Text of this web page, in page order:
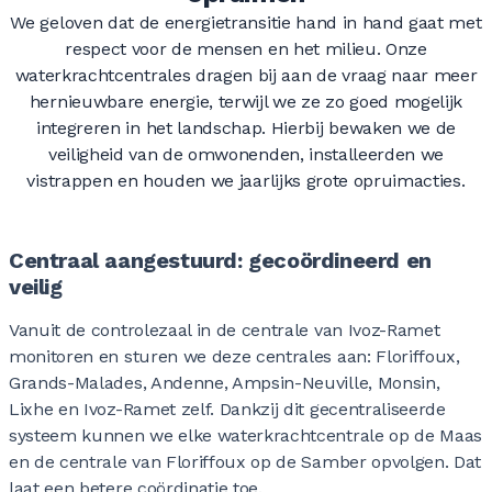
0
0
0
0
0
0
0
0
0
0
0
0
0
0
0
0
0
0
0
0
0
0
0
0
0
0
0
0
0
0
0
0
0
0
0
0
0
0
0
0
0
0
0
0
00
0
0
0
0
0
0
0
We geloven dat de energietransitie hand in hand gaat met
respect voor de mensen en het milieu. Onze
waterkrachtcentrales dragen bij aan de vraag naar meer
hernieuwbare energie, terwijl we ze zo goed mogelijk
integreren in het landschap. Hierbij bewaken we de
veiligheid van de omwonenden, installeerden we
vistrappen en houden we jaarlijks grote opruimacties.
Centraal aangestuurd: gecoördineerd en
veilig
Vanuit de controlezaal in de centrale van Ivoz-Ramet
monitoren en sturen we deze centrales aan: Floriffoux,
Grands-Malades, Andenne, Ampsin-Neuville, Monsin,
Lixhe en Ivoz-Ramet zelf. Dankzij dit gecentraliseerde
systeem kunnen we elke waterkrachtcentrale op de Maas
en de centrale van Floriffoux op de Samber opvolgen. Dat